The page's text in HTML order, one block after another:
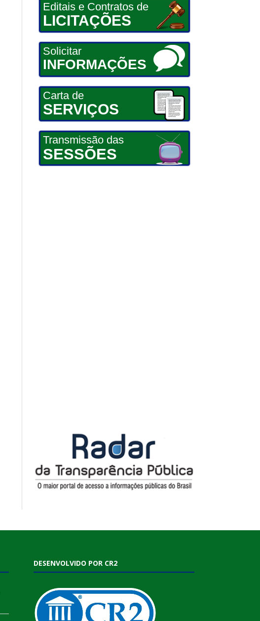
Editais e Contratos de
LICITAÇÕES
Solicitar
INFORMAÇÕES
Carta de
SERVIÇOS
Transmissão das
SESSÕES
DESENVOLVIDO POR CR2